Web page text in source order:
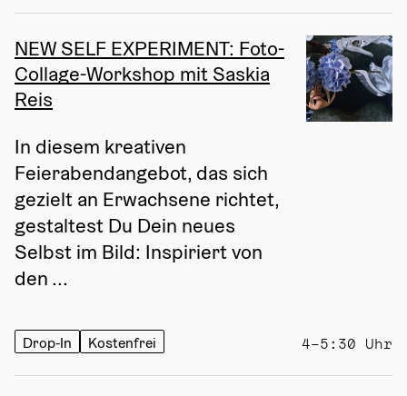
NEW SELF EXPERIMENT: Foto-
Collage-Workshop mit Saskia
Reis
In diesem kreativen
Feierabendangebot, das sich
gezielt an Erwachsene richtet,
gestaltest Du Dein neues
Selbst im Bild: Inspiriert von
den ...
Drop-In Kostenfrei 4–5:30 Uhr